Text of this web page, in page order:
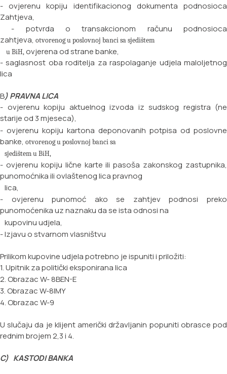
- ovjerenu kopiju identifikacionog dokumenta podnosioca
Zahtjeva,
- potvrda o transakcionom računu podnosioca
zahtjeva, otvorenog u poslovnoj banci sa sjedištem
u BiH, ovjerena od strane banke,
- saglasnost oba roditelja za raspolaganje udjela maloljetnog
lica
B) PRAVNA LICA
- ovjerenu kopiju aktuelnog izvoda iz sudskog registra (ne
starije od 3 mjeseca),
- ovjerenu kopiju kartona deponovanih potpisa od poslovne
banke, otvorenog u poslovnoj banci sa
sjedištem u BiH,
- ovjerenu kopiju lične karte ili pasoša zakonskog zastupnika,
punomoćnika ili ovlaštenog lica pravnog
lica,
- ovjerenu punomoć ako se zahtjev podnosi preko
punomoćenika uz naznaku da se ista odnosi na
kupovinu udjela,
- Izjavu o stvarnom vlasništvu
Prilikom kupovine udjela potrebno je ispuniti i priložiti:
1. Upitnik za politički eksponirana lica
2. Obrazac W- 8BEN-E
3. Obrazac W-8IMY
4. Obrazac W-9
U slučaju da je klijent američki državljanin popuniti obrasce pod
rednim brojem 2,3 i 4.
C) KASTODI BANKA